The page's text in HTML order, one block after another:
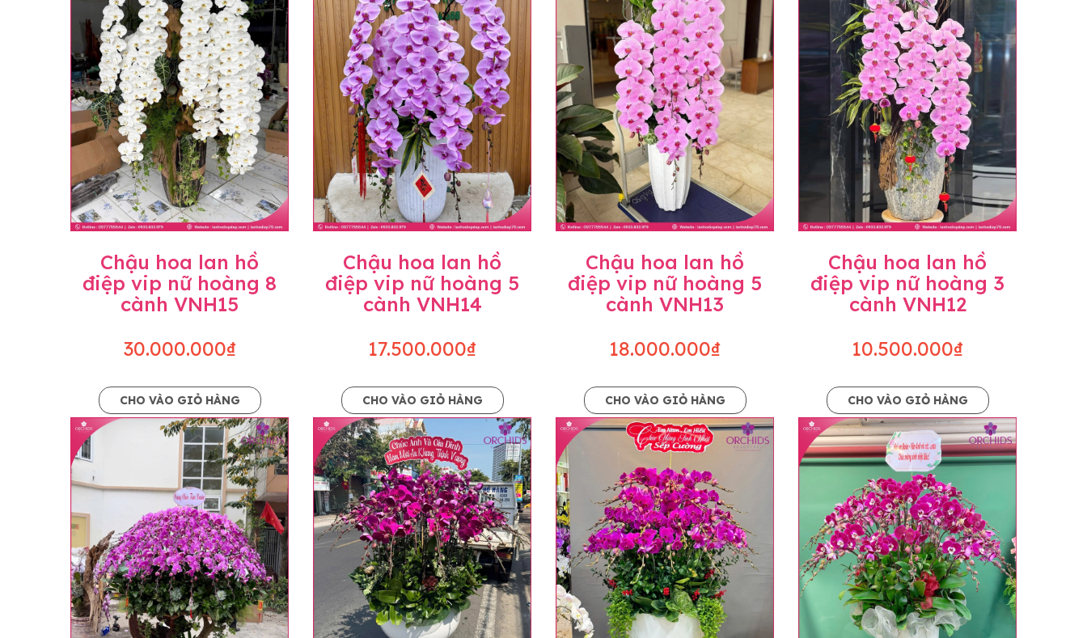
Lưu ý trước khi đặt hàng
• Về cây hoa: Một chậu hoa lan hồ điệp đẹp và hoàn chỉnh sẽ được phối ghép từ nhiều cây hoa và tạo dáng hoàn toàn thủ công nên có thể sẽ
khác nhau đôi chút giữa sản phẩm thực tế và trên hình. Cây hoa lan còn phụ thuộc theo mùa và điều kiện khách quan, tùy vào thời điểm hoa nở
nhiều, nở ít khi shop có sẵn nên sẽ thay đổi về độ dầy hoa, thưa hoa và cách trang trí.
• Về kiểu dáng & phụ kiện: Beautiful Orchids cam kết sản phẩm được thực hiện dựa trên mẫu đã chọn với mức độ giống mẫu khoảng 80-90%,
nếu có thay đổi về màu sắc hoa và kiểu chậu cũng như phụ kiện trang trí chúng tôi sẽ chủ động liên lạc với khách hàng để thông báo và tư vấn
loại hoa và phụ kiện thay thế, vẫn giữ nguyên mức giá không thay đổi. Trường hợp không đủ thời gian hoặc không liên lạc được với người
Chậu hoa lan hồ
điệp vip nữ hoàng 8
cành VNH15
30.000.000₫
CHO VÀO GIỎ HÀNG
Chậu hoa lan hồ
điệp vip nữ hoàng 5
cành VNH14
17.500.000₫
CHO VÀO GIỎ HÀNG
Chậu hoa lan hồ
điệp vip nữ hoàng 5
cành VNH13
18.000.000₫
CHO VÀO GIỎ HÀNG
Chậu hoa lan hồ
điệp vip nữ hoàng 3
cành VNH12
10.500.000₫
CHO VÀO GIỎ HÀNG